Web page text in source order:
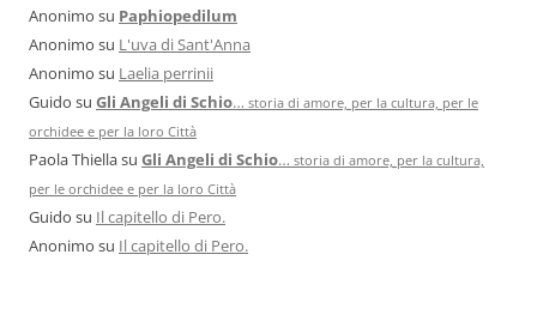
Anonimo su Paphiopedilum
Anonimo su L'uva di Sant'Anna
Anonimo su Laelia perrinii
Guido su Gli Angeli di Schio… storia di amore, per la cultura, per le
orchidee e per la loro Città
Paola Thiellasu Gli Angeli di Schio… storia di amore, per la cultura,
per le orchidee e per la loro Città
Guido su Il capitello di Pero.
Anonimo su Il capitello di Pero.